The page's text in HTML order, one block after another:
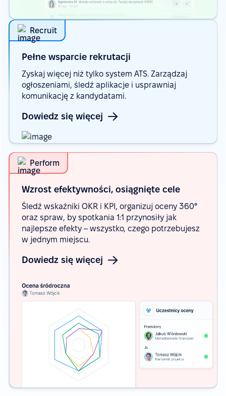
Recruit
Pełne wsparcie rekrutacji
Zyskaj więcej niż tylko system ATS. Zarządzaj
ogłoszeniami, śledź aplikacje i usprawniaj
komunikację z kandydatami.
Dowiedz się więcej
Perform
Wzrost efektywności, osiągnięte cele
Śledź wskaźniki OKR i KPI, organizuj oceny 360°
oraz spraw, by spotkania 1:1 przynosiły jak
najlepsze efekty – wszystko, czego potrzebujesz
w jednym miejscu.
Dowiedz się więcej